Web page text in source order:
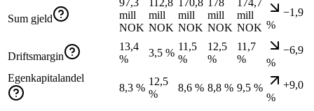
Sum gjeld
mill
NOK
mill
NOK
mill
NOK
mill
NOK
mill
NOK
−1,9
%
Driftsmargin
13,4
%
3,5 %
11,5
%
12,5
%
11,7
%
−6,9
%
Egenkapitalandel
8,3 %
12,5
%
8,6 % 8,8 % 9,5 %
+9,0
%